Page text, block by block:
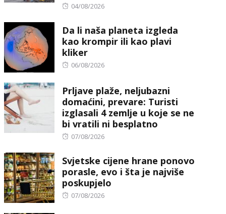
Posted
04/08/2026
Da li naša planeta izgleda
kao krompir ili kao plavi
kliker
Posted
06/08/2026
Prljave plaže, neljubazni
domaćini, prevare: Turisti
izglasali 4 zemlje u koje se ne
bi vratili ni besplatno
Posted
07/08/2026
Svjetske cijene hrane ponovo
porasle, evo i šta je najviše
poskupjelo
Posted
07/08/2026